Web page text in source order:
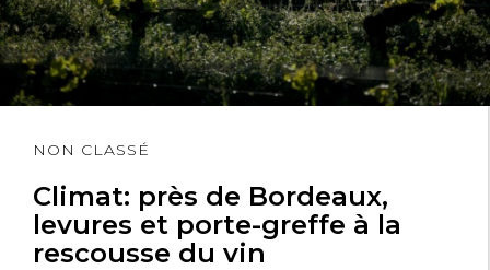
NON CLASSÉ
Climat: près de Bordeaux,
levures et porte-greffe à la
rescousse du vin
Lire